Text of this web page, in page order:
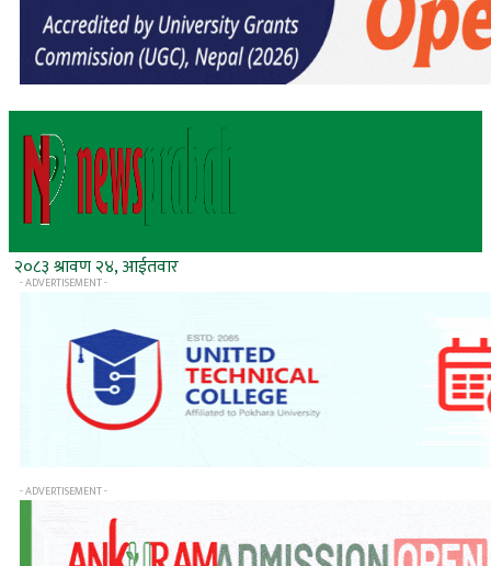
२०८३ श्रावण २४, आईतवार
- ADVERTISEMENT -
- ADVERTISEMENT -